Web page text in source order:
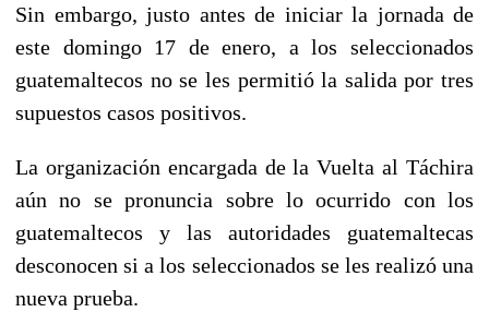
Sin embargo, justo antes de iniciar la jornada de
este domingo 17 de enero, a los seleccionados
guatemaltecos no se les permitió la salida por tres
supuestos casos positivos.
La organización encargada de la Vuelta al Táchira
aún no se pronuncia sobre lo ocurrido con los
guatemaltecos y las autoridades guatemaltecas
desconocen si a los seleccionados se les realizó una
nueva prueba.